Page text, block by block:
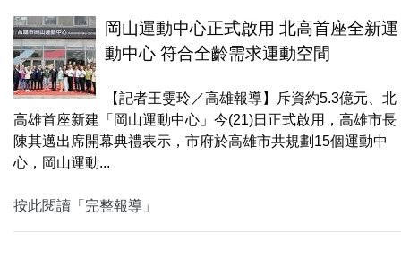
岡山運動中心正式啟用 北高首座全新運
動中心 符合全齡需求運動空間
【記者王雯玲／高雄報導】斥資約5.3億元、北
高雄首座新建「岡山運動中心」今(21)日正式啟用，高雄市長
陳其邁出席開幕典禮表示，市府於高雄市共規劃15個運動中
心，岡山運動...
按此閱讀「完整報導」